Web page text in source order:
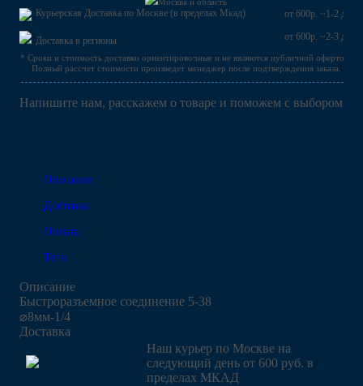
Курьерская Доставка по Москве (в пределах Мкад) от 600р. ~1-2 дн.
Доставка в регионы от 600р. ~2-3 дн.
* Сроки и стоимость доставки ориентировочные и не являются публичной офертой.
Полный рассчет стоимости произведет менеджер после подтверждения заказа.
Напишите нам, расскажем о товаре и поможем с выбором
Описание
Доставка
Оплата
Теги
Описание
Быстроразъемное соединение 5-38
⌀8мм-1/4
Доставка
Наш курьер по Москве на
следующий день от 600 руб. в
пределах МКАД